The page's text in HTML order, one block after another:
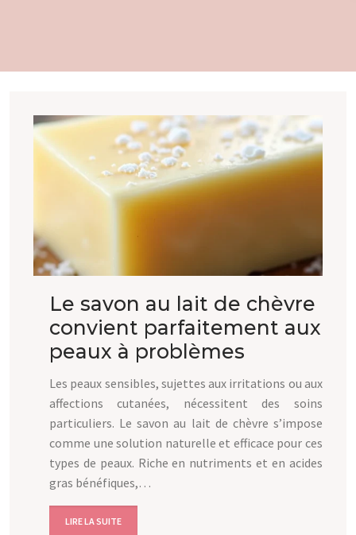
Le savon au lait de chèvre
convient parfaitement aux
peaux à problèmes
Les peaux sensibles, sujettes aux irritations ou aux
affections cutanées, nécessitent des soins
particuliers. Le savon au lait de chèvre s’impose
comme une solution naturelle et efficace pour ces
types de peaux. Riche en nutriments et en acides
gras bénéfiques,…
LIRE LA SUITE